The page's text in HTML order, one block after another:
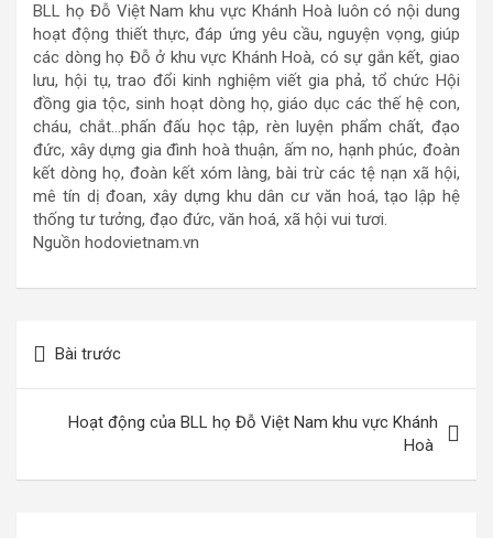
BLL họ Đỗ Việt Nam khu vực Khánh Hoà luôn có nội dung
hoạt động thiết thực, đáp ứng yêu cầu, nguyện vọng, giúp
các dòng họ Đỗ ở khu vực Khánh Hoà, có sự gắn kết, giao
lưu, hội tụ, trao đổi kinh nghiệm viết gia phả, tổ chức Hội
đồng gia tộc, sinh hoạt dòng họ, giáo dục các thế hệ con,
cháu, chắt…phấn đấu học tập, rèn luyện phẩm chất, đạo
đức, xây dựng gia đình hoà thuận, ấm no, hạnh phúc, đoàn
kết dòng họ, đoàn kết xóm làng, bài trừ các tệ nạn xã hội,
mê tín dị đoan, xây dựng khu dân cư văn hoá, tạo lập hệ
thống tư tưởng, đạo đức, văn hoá, xã hội vui tươi.
Nguồn hodovietnam.vn
hướng
Bài trước
Hoạt động của BLL họ Đỗ Việt Nam khu vực Khánh
Hoà